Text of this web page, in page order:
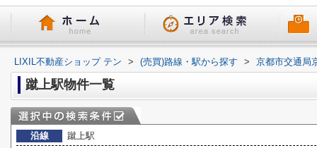
LIXIL不動産ショップ テン > (売買)路線・駅から探す > 京都市交通局
蹴上駅物件一覧
沿線
蹴上駅